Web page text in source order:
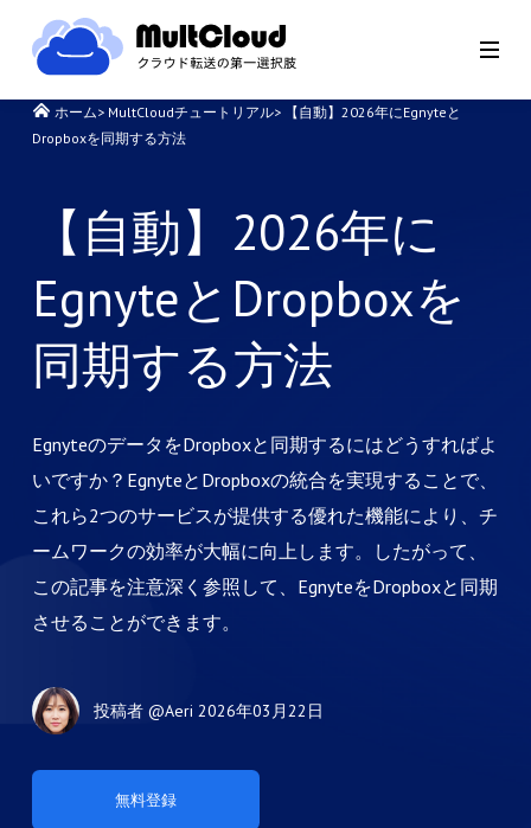
ホーム> MultCloudチュートリアル>
【自動】2026年にEgnyteと
Dropboxを同期する方法
【自動】2026年に
EgnyteとDropboxを
同期する方法
EgnyteのデータをDropboxと同期するにはどうすればよ
いですか？EgnyteとDropboxの統合を実現することで、
これら2つのサービスが提供する優れた機能により、チ
ームワークの効率が大幅に向上します。したがって、
この記事を注意深く参照して、EgnyteをDropboxと同期
させることができます。
投稿者 @Aeri 2026年03月22日